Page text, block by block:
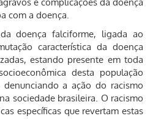
com a doença.
doença falciforme, ligada ao
característica da doença
estando presente em toda
desta população
a ação do racismo
sociedade brasileira. O racismo
específicas que revertam estas